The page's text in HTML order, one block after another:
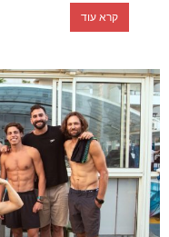
קרא עוד